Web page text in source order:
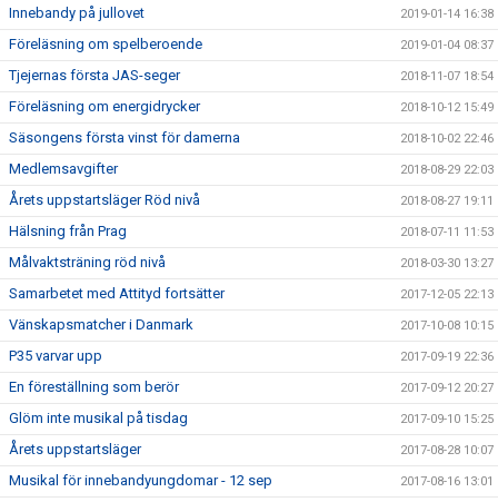
Innebandy på jullovet 2019-01-14 16:38
Föreläsning om spelberoende 2019-01-04 08:37
Tjejernas första JAS-seger 2018-11-07 18:54
Föreläsning om energidrycker 2018-10-12 15:49
Säsongens första vinst för damerna 2018-10-02 22:46
Medlemsavgifter 2018-08-29 22:03
Årets uppstartsläger Röd nivå 2018-08-27 19:11
Hälsning från Prag 2018-07-11 11:53
Målvaktsträning röd nivå 2018-03-30 13:27
Samarbetet med Attityd fortsätter 2017-12-05 22:13
Vänskapsmatcher i Danmark 2017-10-08 10:15
P35 varvar upp 2017-09-19 22:36
En föreställning som berör 2017-09-12 20:27
Glöm inte musikal på tisdag 2017-09-10 15:25
Årets uppstartsläger 2017-08-28 10:07
Musikal för innebandyungdomar - 12 sep 2017-08-16 13:01